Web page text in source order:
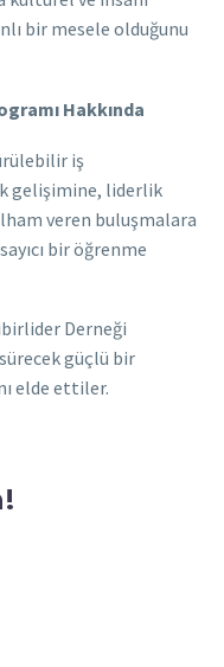
bir mesele olduğunu
Hakkında
iş
gelişimine, liderlik
veren buluşmalara
bir öğrenme
Derneği
güçlü bir
elde ettiler.